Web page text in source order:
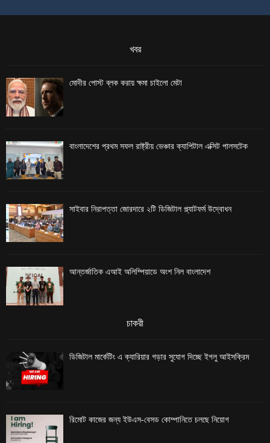
খবর
মোদীর পোস্ট ব্লক করায় ক্ষমা চাইলো মেটা
বাংলাদেশের প্রথম সফল রাষ্ট্রীয় ভেঞ্চার ক্যাপিটাল এক্সিট পালসটেক
সাইবার নিরাপত্তা জোরদারে ২টি ডিজিটাল প্ল্যাটফর্ম উদ্বোধন
আন্তর্জাতিক এআই অলিম্পিয়াডে অংশ নিল বাংলাদেশ
চাকরী
ডিজিটাল মার্কেটিং এ ক্যারিয়ার গড়ার সুযোগ দিচ্ছে ইগলু আইসক্রিম
রিমোট কাজের জন্য ইউএস-বেসড কোম্পানিতে চলছে নিয়োগ